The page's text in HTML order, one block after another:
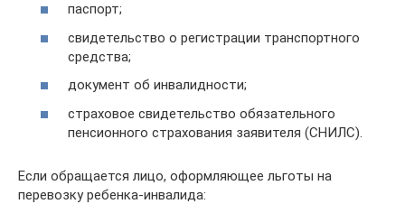
паспорт;
свидетельство о регистрации транспортного
средства;
документ об инвалидности;
страховое свидетельство обязательного
пенсионного страхования заявителя (СНИЛС).
Если обращается лицо, оформляющее льготы на
перевозку ребенка-инвалида: